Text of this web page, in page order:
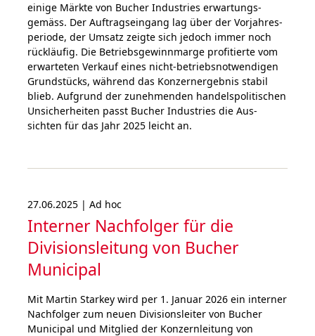
einige Märkte von Bucher Industries erwar­tungs­
gemäss. Der Auf­trags­ein­gang lag über der Vor­jahr­es­
periode, der Umsatz zeigte sich jedoch immer noch
rück­läufig. Die Betriebs­gewinn­marge pro­fitierte vom
erwar­te­ten Verkauf eines nicht-betriebs­not­wendigen
Grundstücks, wäh­rend das Kon­zern­ergebnis stabil
blieb. Auf­grund der zuneh­menden han­dels­poli­ti­schen
Unsi­cher­hei­ten passt Bucher Industries die Aus­
sichten für das Jahr 2025 leicht an.
27.06.2025 | Ad hoc
Interner Nachfolger für die
Divisionsleitung von Bucher
Municipal
Mit Martin Starkey wird per 1. Januar 2026 ein interner
Nachfolger zum neuen Divisionsleiter von Bucher
Municipal und Mitglied der Konzernleitung von